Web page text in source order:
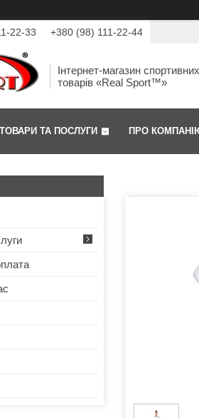
22-33 +380 (98) 111-22-44
Інтернет-магазин спортивних
товарів «Real Sport™»
ТОВАРИ ТА ПОСЛУГИ ПРО